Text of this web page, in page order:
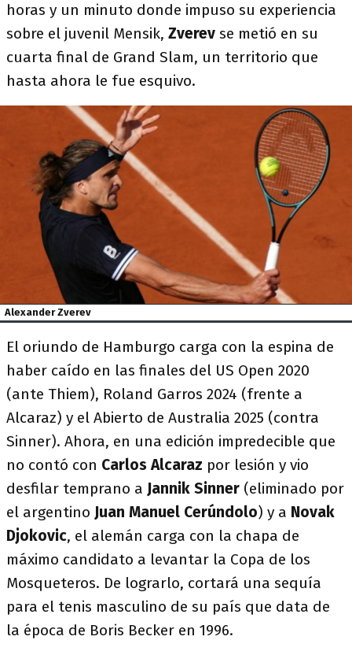
horas y un minuto donde impuso su experiencia
sobre el juvenil Mensik, Zverev se metió en su
cuarta final de Grand Slam, un territorio que
hasta ahora le fue esquivo.
Alexander Zverev
El oriundo de Hamburgo carga con la espina de
haber caído en las finales del US Open 2020
(ante Thiem), Roland Garros 2024 (frente a
Alcaraz) y el Abierto de Australia 2025 (contra
Sinner). Ahora, en una edición impredecible que
no contó con Carlos Alcaraz por lesión y vio
desfilar temprano a Jannik Sinner (eliminado por
el argentino Juan Manuel Cerúndolo) y a Novak
Djokovic, el alemán carga con la chapa de
máximo candidato a levantar la Copa de los
Mosqueteros. De lograrlo, cortará una sequía
para el tenis masculino de su país que data de
la época de Boris Becker en 1996.